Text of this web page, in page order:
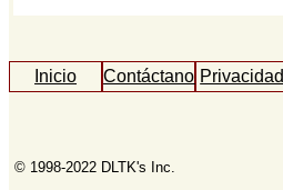
Inicio ContáctanosPrivacidad
© 1998-2022 DLTK's Inc.